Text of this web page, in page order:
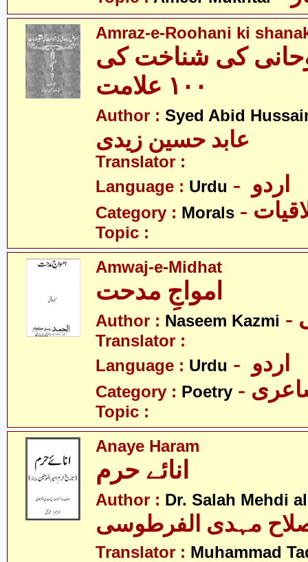
Amraz-e-Roohani ki
کی شناخت کی
Author : Syed Abid
عابد حسین زیدی
Translator :
Language : Urdu
Category : Morals
Topic :
Amwaj-e-Midhat
امواجِ مدحت
Author : Naseem Kazmi
Translator :
Language : Urdu
Category : Poetry
Topic :
Anaye Haram
انائے حرم
Author : Dr. Salah Mehdi
مہدی الفرطوسی
Translator : Muhammad